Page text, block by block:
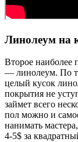
Линолеум на
Второе наиболее
— линолеум. По
целый кусок
покрытия не
займет всего
пол можно и
нанимать
4-5$ за